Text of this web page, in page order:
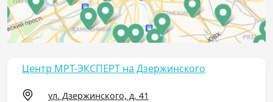
Центр МРТ-ЭКСПЕРТ на Дзержинского
ул. Дзержинского, д. 41